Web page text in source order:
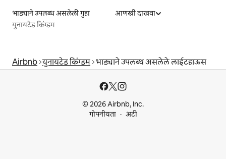
भाड्याने उपलब्ध असलेली गुहा
युनायटेड किंग्डम
आणखी दाखवा
Airbnb युनायटेड किंग्डम भाड्याने उपलब्ध असलेले लाईटहाऊस
© 2026 Airbnb, Inc.
गोपनीयता
अटी